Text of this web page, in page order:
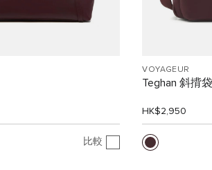
比較
VOYAGEUR
Teghan 斜揹袋
HK$2,950